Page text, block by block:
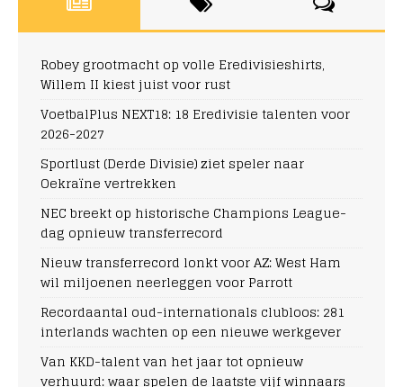
Robey grootmacht op volle Eredivisieshirts,
Willem II kiest juist voor rust
VoetbalPlus NEXT18: 18 Eredivisie talenten voor
2026-2027
Sportlust (Derde Divisie) ziet speler naar
Oekraïne vertrekken
NEC breekt op historische Champions League-
dag opnieuw transferrecord
Nieuw transferrecord lonkt voor AZ: West Ham
wil miljoenen neerleggen voor Parrott
Recordaantal oud-internationals clubloos: 281
interlands wachten op een nieuwe werkgever
Van KKD-talent van het jaar tot opnieuw
verhuurd: waar spelen de laatste vijf winnaars